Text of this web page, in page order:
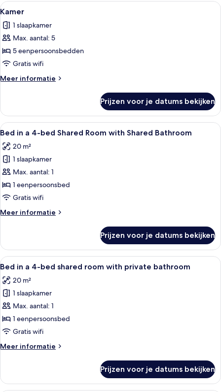
Alle
foto's
voor
Kamer
laden
Hotelkamer met een gang die naar
4
Kamer
1 slaapkamer
Max. aantal: 5
5 eenpersoonsbedden
Gratis wifi
Meer informatie
Meer
Prijzen voor je datums bekijken
Alle
foto's
voor
Bed
in
a
4-
Shared
Shared
Bathroom
laden
Een slaapkamer met een stapelbed,
5
Bed in a 4-bed Shared Room with Shared Bathroom
20 m²
1 slaapkamer
Max. aantal: 1
1 eenpersoonsbed
Gratis wifi
Meer informatie
Meer
in
4-
Shared
Room
with
Shared
Bathroom
Prijzen voor je datums bekijken
Alle
foto's
voor
Bed
in
a
4-
shared
private
Een smalle gang met stapelbedden
8
Bed in a 4-bed shared room with private bathroom
20 m²
1 slaapkamer
Max. aantal: 1
1 eenpersoonsbed
Gratis wifi
Meer informatie
Meer
in
Prijzen voor je datums bekijken